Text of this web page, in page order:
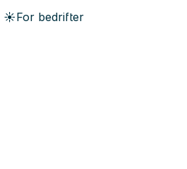
☀️For bedrifter